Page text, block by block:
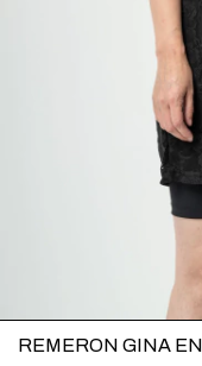
REMERON GINA